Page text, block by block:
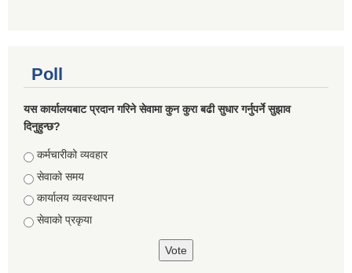
Poll
यस कार्यालयबाट प्रदान गरिने सेवामा कुन कुरा बढी सुधार गर्नुपर्ने सुझाव
दिनुहुन्छ?
Choices
कर्मचारीको व्यवहार
सेवाको समय
कार्यालय व्यवस्थापन
सेवाको प्रकृया